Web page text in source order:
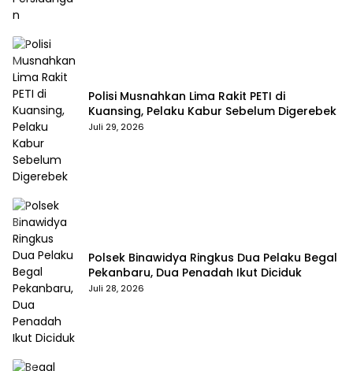
Polisi Musnahkan Lima Rakit PETI di
Kuansing, Pelaku Kabur Sebelum Digerebek
Juli 29, 2026
Polsek Binawidya Ringkus Dua Pelaku Begal
Pekanbaru, Dua Penadah Ikut Diciduk
Juli 28, 2026